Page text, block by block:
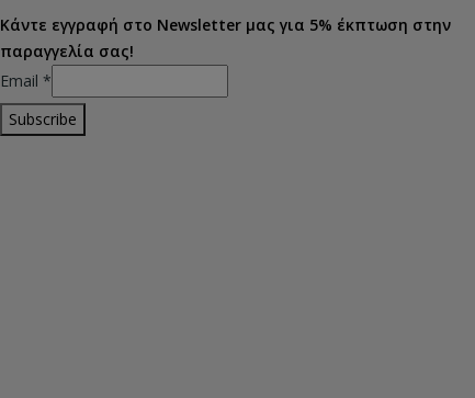
Κάντε εγγραφή στο Newsletter μας για 5% έκπτωση στην
παραγγελία σας!
Email *